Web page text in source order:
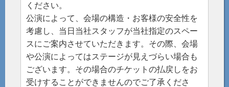
ください。
公演によって、会場の構造・お客様の安全性を
考慮し、当日当社スタッフが当社指定のスペー
スにご案内させていただきます。その際、会場
や公演によってはステージが見えづらい場合も
ございます。その場合のチケットの払戻しをお
受けすることができませんのでご了承くださ